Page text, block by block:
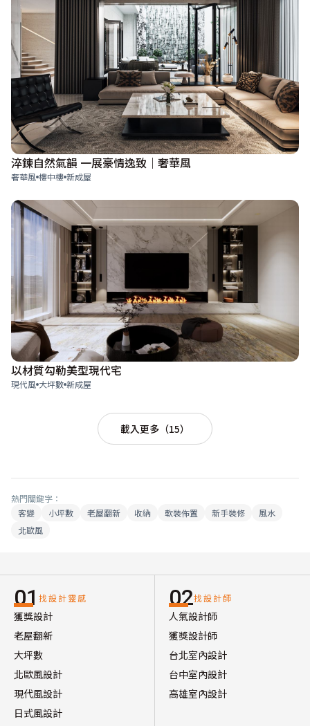
淬鍊自然氣韻 一展豪情逸致｜奢華風
奢華風 樓中樓 新成屋
以材質勾勒美型現代宅
現代風 大坪數 新成屋
載入更多（15）
熱門關鍵字：
客變
小坪數 老屋翻新 收納 軟裝佈置 新手裝修
風水
北歐風
01 找設計靈感
獲獎設計
老屋翻新
大坪數
北歐風設計
現代風設計
日式風設計
02找設計師
人氣設計師
獲獎設計師
台北室內設計
台中室內設計
高雄室內設計